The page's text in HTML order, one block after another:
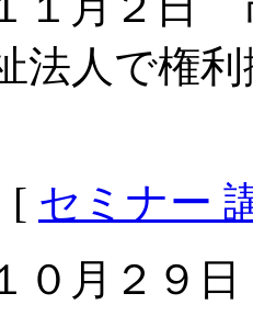
法人で権
[ セミナー
０月２９